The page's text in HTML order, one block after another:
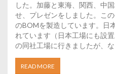
した。加藤と東海、関西、中
せ、プレゼンをしました。こ
のBOMを製造しています。日
れています（日本工場にも設
の同社工場に行きましたが、
READ MORE